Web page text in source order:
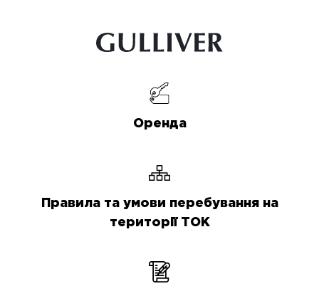
Оренда
Правила та умови перебування на
території ТОК